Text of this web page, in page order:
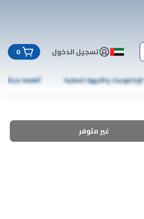
تسجيل الدخول 0
الإلكترونيات والأجهزة المنزلية أطعمة مجمّدة
غير متوفر